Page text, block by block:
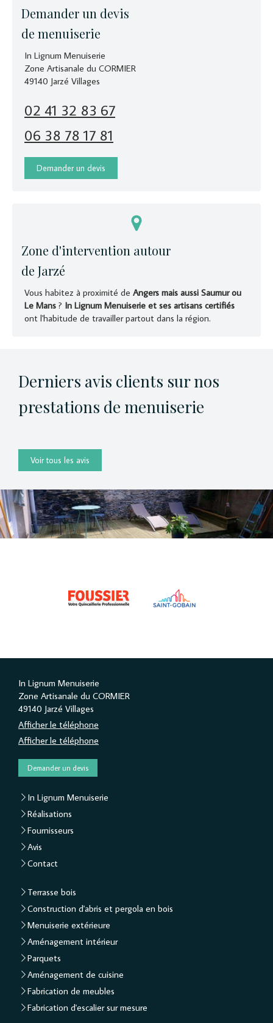
Demander un devis
de menuiserie
In Lignum Menuiserie
Zone Artisanale du CORMIER
49140 Jarzé Villages
02 41 32 83 67
06 38 78 17 81
Demander un devis
Zone d'intervention autour
de Jarzé
Vous habitez à proximité de Angers mais aussi Saumur ou
Le Mans ? In Lignum Menuiserie et ses artisans certifiés
ont l'habitude de travailler partout dans la région.
Derniers avis clients sur nos
prestations de menuiserie
Voir tous les avis
In Lignum Menuiserie
Zone Artisanale du CORMIER
49140 Jarzé Villages
Afficher le téléphone
Afficher le téléphone
Demander un devis
In Lignum Menuiserie
Réalisations
Fournisseurs
Avis
Contact
Terrasse bois
Construction d'abris et pergola en bois
Menuiserie extérieure
Aménagement intérieur
Parquets
Aménagement de cuisine
Fabrication de meubles
Fabrication d'escalier sur mesure